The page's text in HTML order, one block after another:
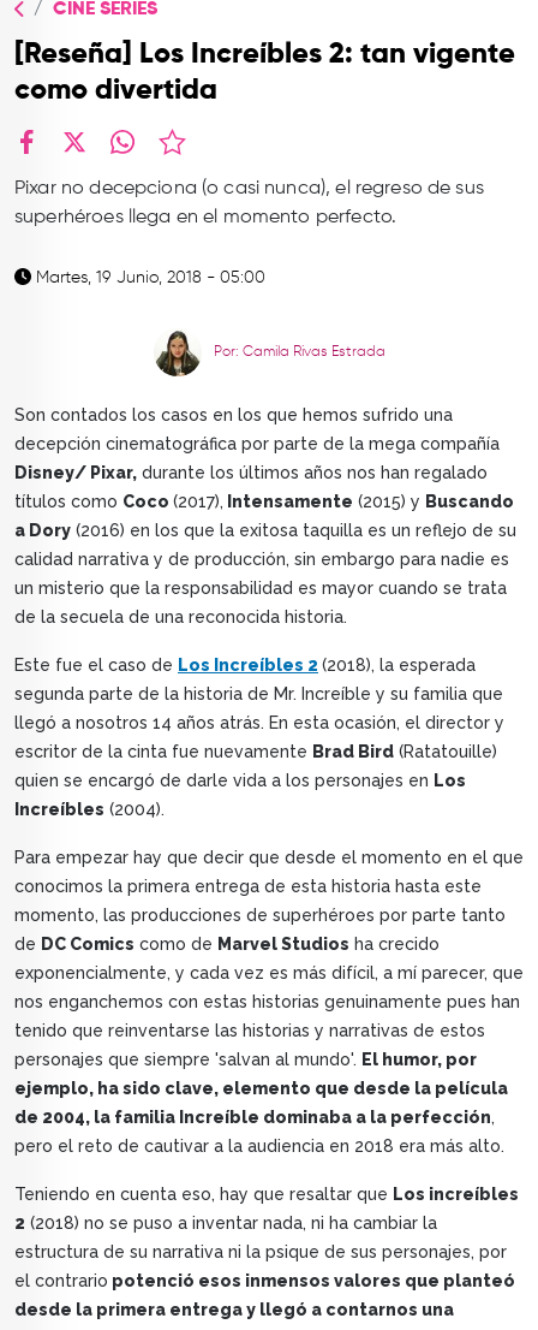
TOP
QUIÉNES SOMOS
CINE SERIES
[Reseña] Los Increíbles 2: tan vigente
como divertida
Pixar no decepciona (o casi nunca), el regreso de sus
superhéroes llega en el momento perfecto.
Martes, 19 Junio, 2018 - 05:00
Por: Camila Rivas Estrada
Son contados los casos en los que hemos sufrido una
decepción cinematográfica por parte de la mega compañía
Disney/ Pixar, durante los últimos años nos han regalado
títulos como Coco (2017), Intensamente (2015) y Buscando
a Dory (2016) en los que la exitosa taquilla es un reflejo de su
calidad narrativa y de producción, sin embargo para nadie es
un misterio que la responsabilidad es mayor cuando se trata
de la secuela de una reconocida historia.
Este fue el caso de Los Increíbles 2 (2018), la esperada
segunda parte de la historia de Mr. Increíble y su familia que
llegó a nosotros 14 años atrás. En esta ocasión, el director y
escritor de la cinta fue nuevamente Brad Bird (Ratatouille)
quien se encargó de darle vida a los personajes en Los
Increíbles (2004).
Para empezar hay que decir que desde el momento en el que
conocimos la primera entrega de esta historia hasta este
momento, las producciones de superhéroes por parte tanto
de DC Comics como de Marvel Studios ha crecido
exponencialmente, y cada vez es más difícil, a mí parecer, que
nos enganchemos con estas historias genuinamente pues han
tenido que reinventarse las historias y narrativas de estos
personajes que siempre 'salvan al mundo'. El humor, por
ejemplo, ha sido clave, elemento que desde la película
de 2004, la familia Increíble dominaba a la perfección,
pero el reto de cautivar a la audiencia en 2018 era más alto.
Teniendo en cuenta eso, hay que resaltar que Los increíbles
2 (2018) no se puso a inventar nada, ni ha cambiar la
estructura de su narrativa ni la psique de sus personajes, por
el contrario potenció esos inmensos valores que planteó
desde la primera entrega y llegó a contarnos una